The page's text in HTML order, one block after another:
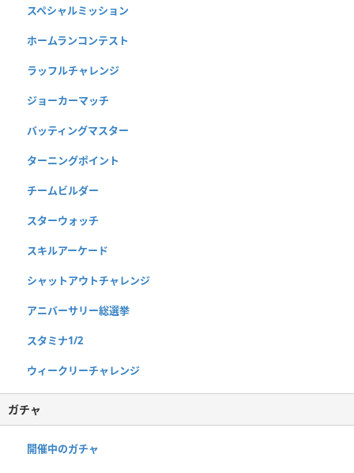
スペシャルミッション
ホームランコンテスト
ラッフルチャレンジ
ジョーカーマッチ
バッティングマスター
ターニングポイント
チームビルダー
スターウォッチ
スキルアーケード
シャットアウトチャレンジ
アニバーサリー総選挙
スタミナ1/2
ウィークリーチャレンジ
ガチャ
開催中のガチャ